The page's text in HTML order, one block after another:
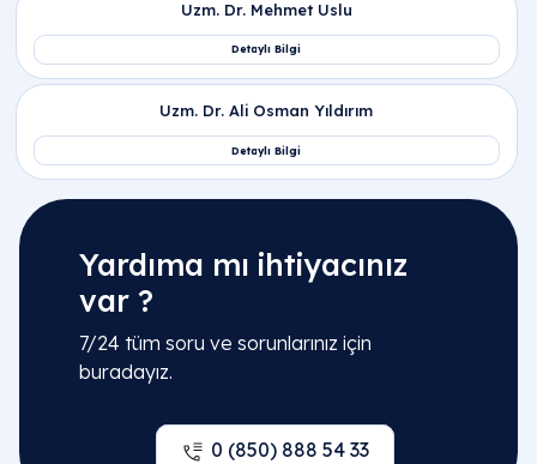
Yardıma mı ihtiyacınız
var ?
7/24 tüm soru ve sorunlarınız için
buradayız.
0 (850) 888 54 33